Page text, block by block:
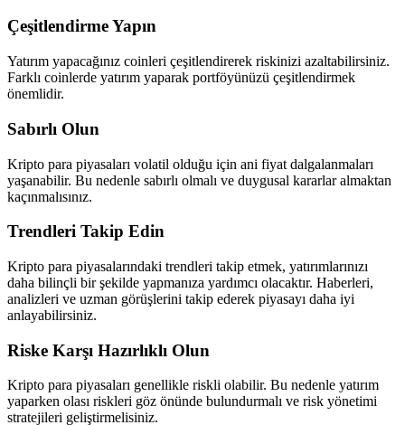
Çeşitlendirme Yapın
Yatırım yapacağınız coinleri çeşitlendirerek riskinizi azaltabilirsiniz.
Farklı coinlerde yatırım yaparak portföyünüzü çeşitlendirmek
önemlidir.
Sabırlı Olun
Kripto para piyasaları volatil olduğu için ani fiyat dalgalanmaları
yaşanabilir. Bu nedenle sabırlı olmalı ve duygusal kararlar almaktan
kaçınmalısınız.
Trendleri Takip Edin
Kripto para piyasalarındaki trendleri takip etmek, yatırımlarınızı
daha bilinçli bir şekilde yapmanıza yardımcı olacaktır. Haberleri,
analizleri ve uzman görüşlerini takip ederek piyasayı daha iyi
anlayabilirsiniz.
Riske Karşı Hazırlıklı Olun
Kripto para piyasaları genellikle riskli olabilir. Bu nedenle yatırım
yaparken olası riskleri göz önünde bulundurmalı ve risk yönetimi
stratejileri geliştirmelisiniz.